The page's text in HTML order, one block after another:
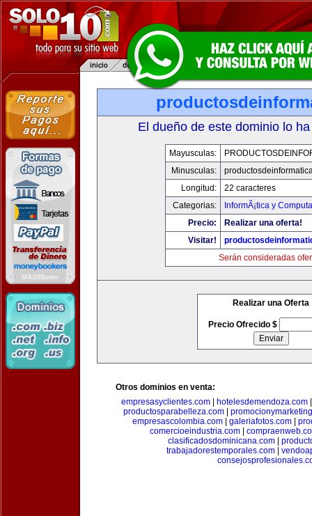
El dueño de este dominio lo
Mayusculas:
Minusculas:
Longitud:
22 caracteres
Categorias:
InformÃ¡tica y
Precio:
Realizar una oferta!
Visitar!
Serán consideradas
Realizar una Oferta
Precio Ofrecido $
Otros dominios en venta:
empresasyclientes.com
hotelesdemendoza.com
productosparabelleza.com
empresascolombia.com
galeriafotos.com
comercioeindustria.com|
clasificadosdominicana.com
trabajadorestemporales.com